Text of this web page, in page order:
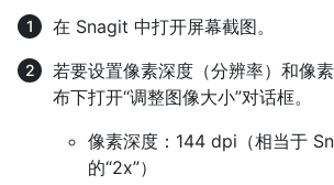
在 Snagit 中打开屏幕截图。
若要设置像素深度（分辨率）和像
布下打开“调整图像大小”对话框。
像素深度：144 dpi（相当于
的“2x”）